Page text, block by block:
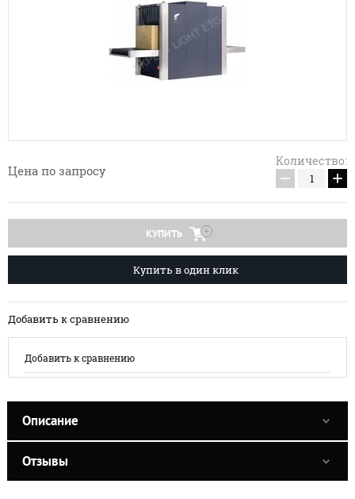
Цена по запросу
Количество:
− +
КУПИТЬ
Купить в один клик
Добавить к сравнению
Добавить к сравнению
Описание
Отзывы